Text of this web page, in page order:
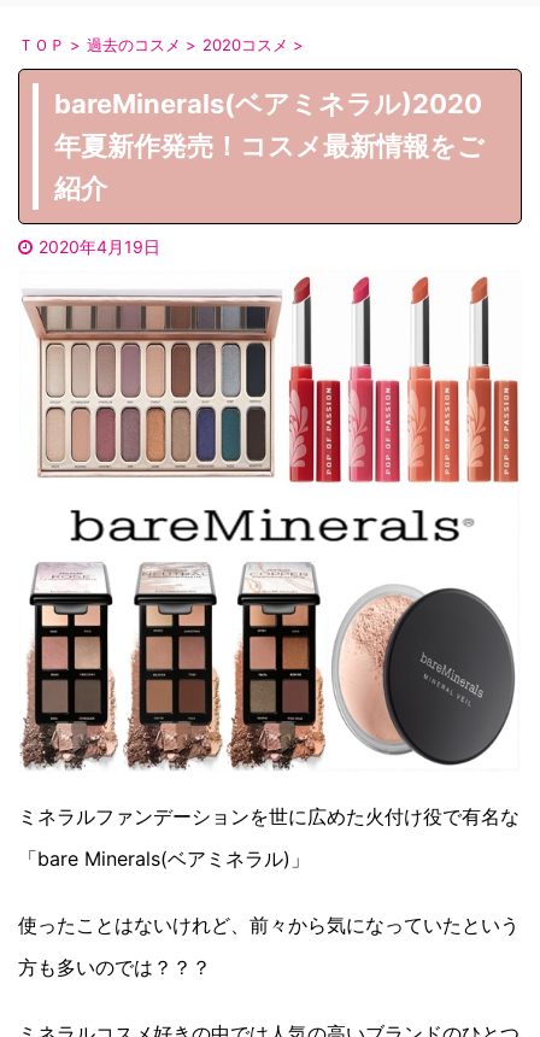
ＴＯＰ > 過去のコスメ > 2020コスメ >
bareMinerals(ベアミネラル)2020
年夏新作発売！コスメ最新情報をご
紹介
2020年4月19日
ミネラルファンデーションを世に広めた火付け役で有名な
「bare Minerals(ベアミネラル)」
使ったことはないけれど、前々から気になっていたという
方も多いのでは？？？